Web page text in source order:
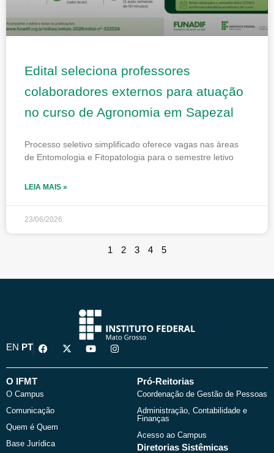
Edital seleciona professores
colaboradores externos para atuação
no curso de Agronomia em Sapezal
Processo seletivo simplificado oferece vagas nas áreas
de Entomologia e Fitopatologia para o semestre letivo
LEIA MAIS »
23/06/2026
1 2 3 4 5
EN PT
F
a
e
o
k
X
-
w
Y
o
t
I
n
t
O IFMT
O Campus
Comunicação
Quem é Quem
Base Jurídica
Pró-Reitorias
Coordenação de Gestão de Pessoas
Administração, Contabilidade e
Finanças
Acesso ao Campus
Diretorias Sistêmicas